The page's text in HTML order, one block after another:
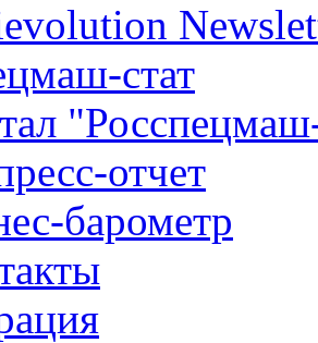
стат
отчет
барометр